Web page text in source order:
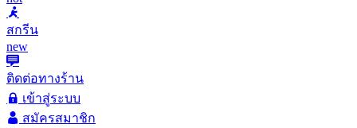
สกรีน
new
ติดต่อทางร้าน
เข้าสู่ระบบ
สมัครสมาชิก